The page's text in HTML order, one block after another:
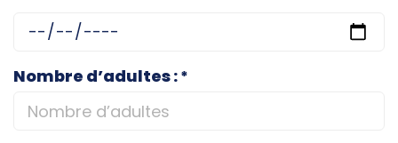
Nombre d’adultes :*